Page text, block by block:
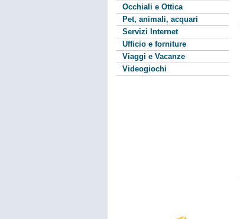
Occhiali e Ottica
Pet, animali, acquari
Servizi Internet
Ufficio e forniture
Viaggi e Vacanze
Videogiochi